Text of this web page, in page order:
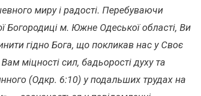
З
Річчям
Служіння
миру і радості. Перебуваючи
Богородиці м. Южне Одеської області, Ви
гідно Бога, що покликав нас у Своє
міцності сил, бадьорості духу та
(Одкр. 6:10) у подальших трудах на